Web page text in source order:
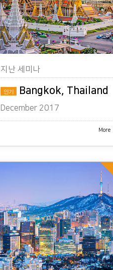
지난 세미나
인기 Bangkok, Thailand
December 2017
More